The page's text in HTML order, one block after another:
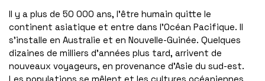
Il y a plus de 50 000 ans, l’être humain quitte le
continent asiatique et entre dans l’Océan Pacifique. Il
s’installe en Australie et en Nouvelle-Guinée. Quelques
dizaines de milliers d’années plus tard, arrivent de
nouveaux voyageurs, en provenance d’Asie du sud-est.